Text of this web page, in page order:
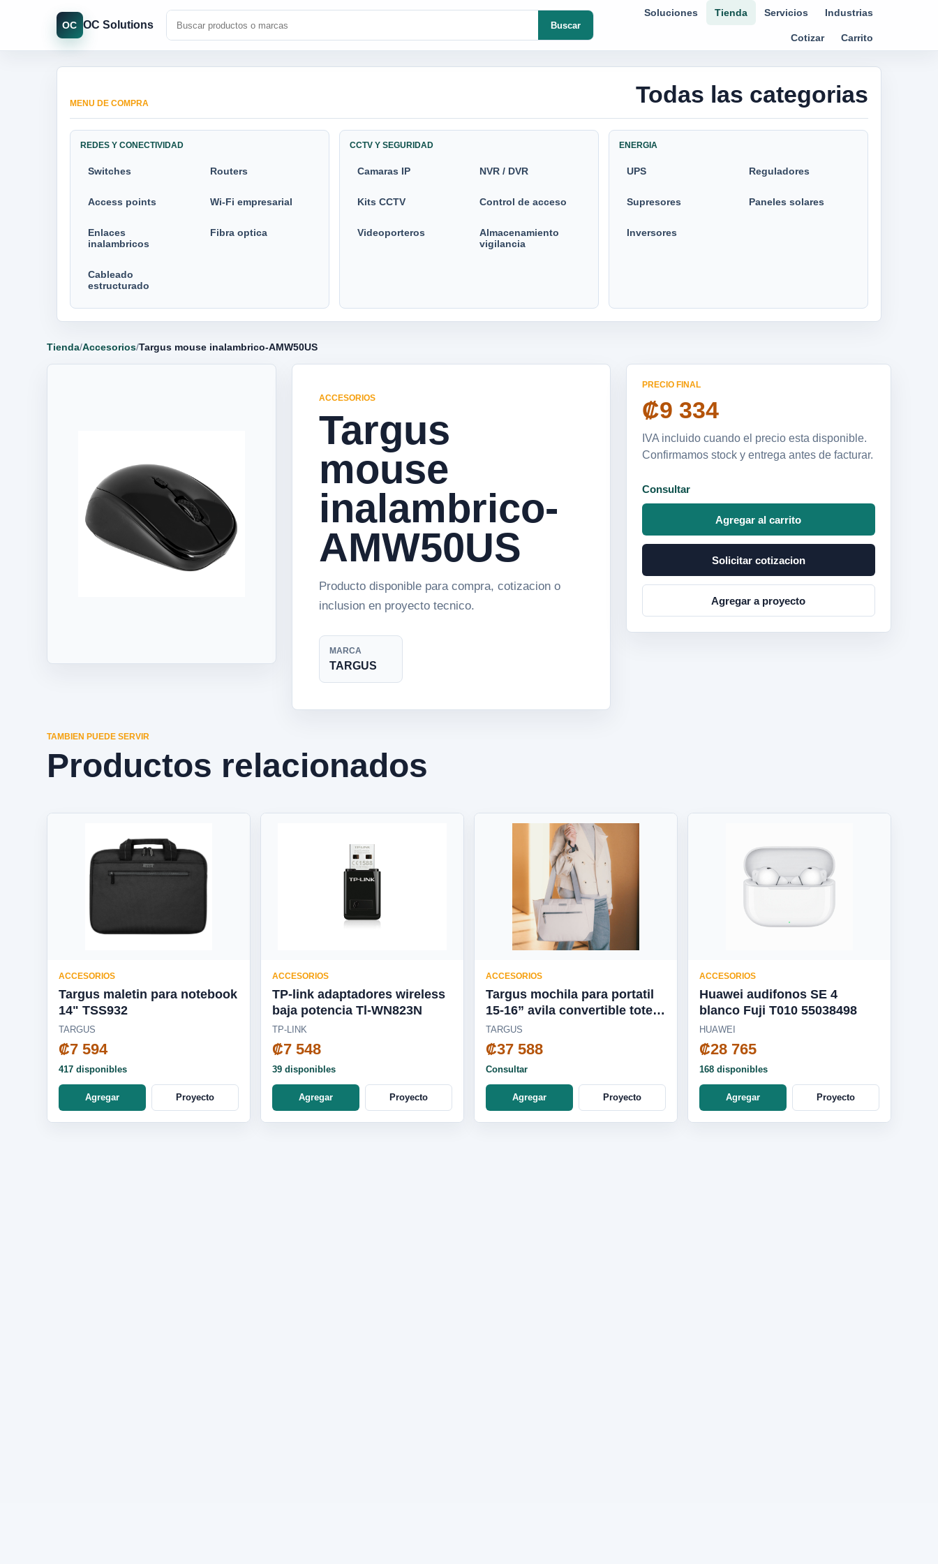
OC OC Solutions Buscar
Soluciones Tienda Servicios Industrias
Cotizar Carrito
MENU DE COMPRA Todas las categorias
REDES Y CONECTIVIDAD
Switches Routers
Access points Wi-Fi empresarial
Enlaces
inalambricos
Fibra optica
Cableado
estructurado
CCTV Y SEGURIDAD
Camaras IP NVR / DVR
Kits CCTV Control de acceso
Videoporteros
Almacenamiento
vigilancia
ENERGIA
UPS Reguladores
Supresores Paneles solares
Inversores
Tienda/Accesorios/Targus mouse inalambrico-AMW50US
ACCESORIOS
Targus
mouse
inalambrico-
AMW50US
Producto disponible para compra, cotizacion o
inclusion en proyecto tecnico.
MARCA
TARGUS
PRECIO FINAL
₡9 334
IVA incluido cuando el precio esta disponible.
Confirmamos stock y entrega antes de facturar.
Consultar
Agregar al carrito
Solicitar cotizacion
Agregar a proyecto
TAMBIEN PUEDE SERVIR
Productos relacionados
ACCESORIOS
Targus maletin para notebook
14" TSS932
TARGUS
₡7 594
417 disponibles
Agregar Proyecto
ACCESORIOS
TP-link adaptadores wireless
baja potencia Tl-WN823N
TP-LINK
₡7 548
39 disponibles
Agregar Proyecto
ACCESORIOS
Targus mochila para portatil
15-16” avila convertible tote
roble frances - TBA00113GL
TARGUS
₡37 588
Consultar
Agregar Proyecto
ACCESORIOS
Huawei audifonos SE 4
blanco Fuji T010 55038498
HUAWEI
₡28 765
168 disponibles
Agregar Proyecto